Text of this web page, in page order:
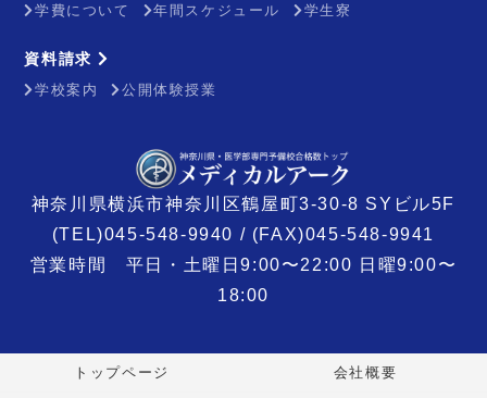
学費について 年間スケジュール 学生寮
資料請求
学校案内 公開体験授業
神奈川県横浜市神奈川区鶴屋町3-30-8 SYビル5F
(TEL)045-548-9940 / (FAX)045-548-9941
営業時間 平日・土曜日9:00〜22:00 日曜9:00〜
18:00
トップページ 会社概要